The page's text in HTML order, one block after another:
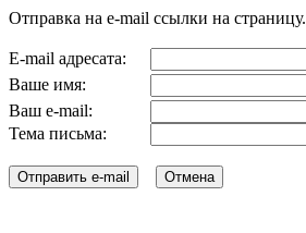
Отправка на e-mail ссылки на страницу.
E-mail адресата:
Ваше имя:
Ваш e-mail:
Тема письма: